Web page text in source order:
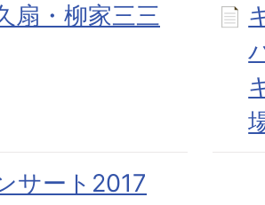
扇・柳家三三
サート2017